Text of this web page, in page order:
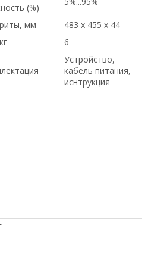
(%)
мм
483 x 455 x 44
6
Устройство,
кабель питания,
иснтрукция